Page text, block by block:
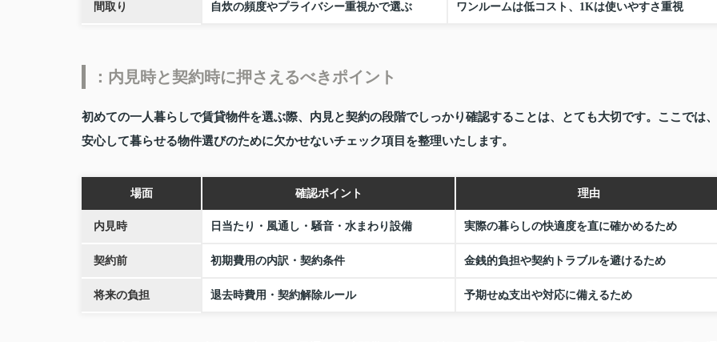
間取り 自炊の頻度やプライバシー重視かで選ぶ ワンルームは低コスト、1Kは使いやすさ重視
：内見時と契約時に押さえるべきポイント
初めての一人暮らしで賃貸物件を選ぶ際、内見と契約の段階でしっかり確認することは、とても大切です。ここでは、
安心して暮らせる物件選びのために欠かせないチェック項目を整理いたします。
場面 確認ポイント 理由
内見時 日当たり・風通し・騒音・水まわり設備 実際の暮らしの快適度を直に確かめるため
契約前 初期費用の内訳・契約条件 金銭的負担や契約トラブルを避けるため
将来の負担 退去時費用・契約解除ルール 予期せぬ支出や対応に備えるため